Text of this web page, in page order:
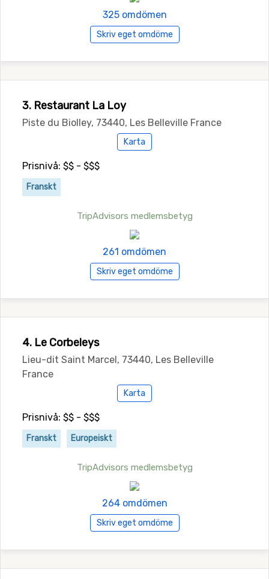
325 omdömen
Skriv eget omdöme
3. Restaurant La Loy
Piste du Biolley, 73440, Les Belleville France
Karta
Prisnivå: $$ - $$$
Franskt
TripAdvisors medlemsbetyg
261 omdömen
Skriv eget omdöme
4. Le Corbeleys
Lieu-dit Saint Marcel, 73440, Les Belleville
France
Karta
Prisnivå: $$ - $$$
Franskt Europeiskt
TripAdvisors medlemsbetyg
264 omdömen
Skriv eget omdöme